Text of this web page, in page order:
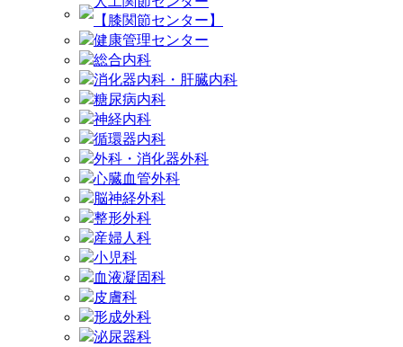
【膝関節センター】
健康管理センター
総合内科
消化器内科・肝臓内科
糖尿病内科
神経内科
循環器内科
外科・消化器外科
心臓血管外科
脳神経外科
整形外科
産婦人科
小児科
血液凝固科
皮膚科
形成外科
泌尿器科